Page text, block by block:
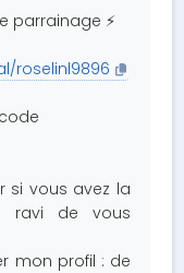
parrainage ⚡
roselinl9896
si vous avez la
ravi de vous
mon profil : de